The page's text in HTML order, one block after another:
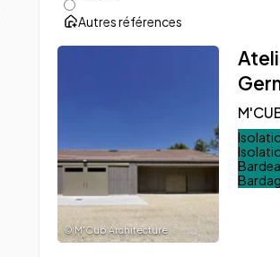
Autres références
©M'Cub Architecture